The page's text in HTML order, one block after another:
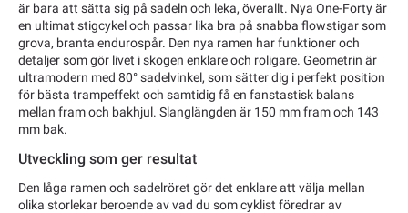
är bara att sätta sig på sadeln och leka, överallt. Nya One-Forty är
en ultimat stigcykel och passar lika bra på snabba flowstigar som
grova, branta endurospår. Den nya ramen har funktioner och
detaljer som gör livet i skogen enklare och roligare. Geometrin är
ultramodern med 80° sadelvinkel, som sätter dig i perfekt position
för bästa trampeffekt och samtidig få en fanstastisk balans
mellan fram och bakhjul. Slanglängden är 150 mm fram och 143
mm bak.
Utveckling som ger resultat
Den låga ramen och sadelröret gör det enklare att välja mellan
olika storlekar beroende av vad du som cyklist föredrar av